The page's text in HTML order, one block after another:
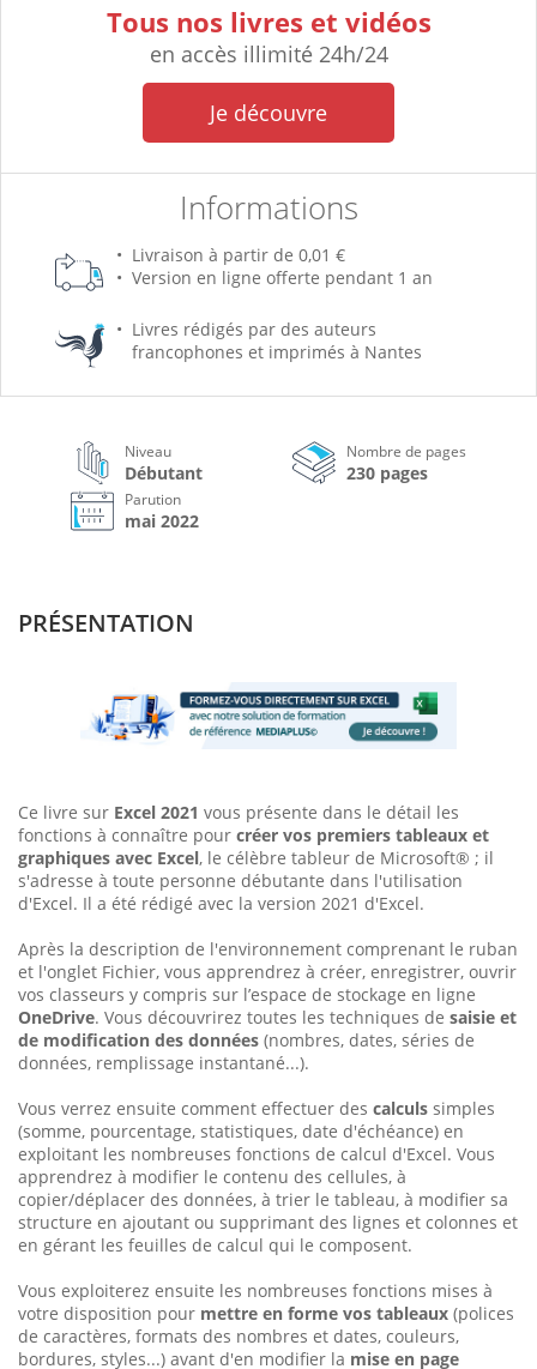
Tous nos livres et vidéos
en accès illimité 24h/24
Je découvre
Informations
Livraison à partir de 0,01 €
Version en ligne offerte pendant 1 an
Livres rédigés par des auteurs
francophones et imprimés à Nantes
Niveau
Débutant
Nombre de pages
230 pages
Parution
mai 2022
PRÉSENTATION
Ce livre sur Excel 2021 vous présente dans le détail les
fonctions à connaître pour créer vos premiers tableaux et
graphiques avec Excel, le célèbre tableur de Microsoft® ; il
s'adresse à toute personne débutante dans l'utilisation
d'Excel. Il a été rédigé avec la version 2021 d'Excel.
Après la description de l'environnement comprenant le ruban
et l'onglet Fichier, vous apprendrez à créer, enregistrer, ouvrir
vos classeurs y compris sur l’espace de stockage en ligne
OneDrive. Vous découvrirez toutes les techniques de saisie et
de modification des données (nombres, dates, séries de
données, remplissage instantané...).
Vous verrez ensuite comment effectuer des calculs simples
(somme, pourcentage, statistiques, date d'échéance) en
exploitant les nombreuses fonctions de calcul d'Excel. Vous
apprendrez à modifier le contenu des cellules, à
copier/déplacer des données, à trier le tableau, à modifier sa
structure en ajoutant ou supprimant des lignes et colonnes et
en gérant les feuilles de calcul qui le composent.
Vous exploiterez ensuite les nombreuses fonctions mises à
votre disposition pour mettre en forme vos tableaux (polices
de caractères, formats des nombres et dates, couleurs,
bordures, styles...) avant d'en modifier la mise en page